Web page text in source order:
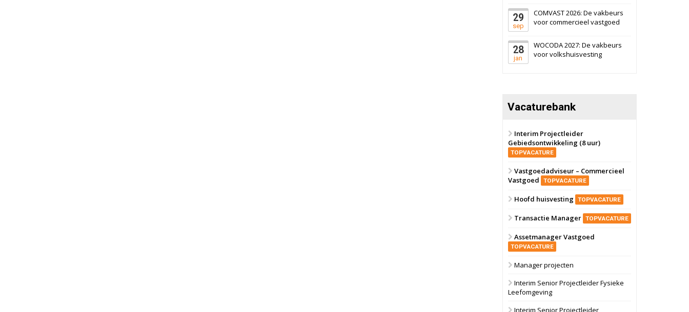
29
sep
COMVAST 2026: De vakbeurs
voor commercieel vastgoed
28
jan
WOCODA 2027: De vakbeurs
voor volkshuisvesting
Vacaturebank
Interim Projectleider
Gebiedsontwikkeling (8 uur)
TOPVACATURE
Vastgoedadviseur – Commercieel
Vastgoed
TOPVACATURE
Hoofd huisvesting TOPVACATURE
Transactie Manager TOPVACATURE
Assetmanager Vastgoed
TOPVACATURE
Manager projecten
Interim Senior Projectleider Fysieke
Leefomgeving
Interim Senior Projectleider